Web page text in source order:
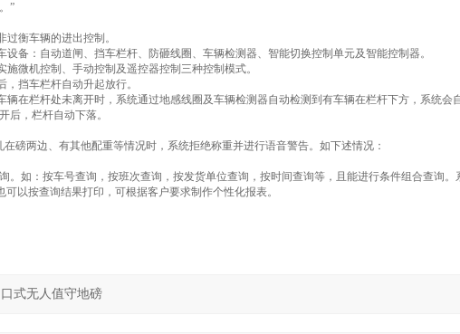
”
过衡车辆的进出控制。
设备：自动道闸、挡车栏杆、防砸线圈、车辆检测器、智能切换控制单元及智能控制器。
施微机控制、手动控制及遥控器控制三种控制模式。
，挡车栏杆自动升起放行。
辆在栏杆处未离开时，系统通过地感线圈及车辆检测器自动检测到有车辆在栏杆下方，系统会
后，栏杆自动下落。
磅两边、有其他配重等情况时，系统拒绝称重并进行语音警告。如下述情况：
。如：按车号查询，按班次查询，按发货单位查询，按时间查询等，且能进行条件组合查询。
以按查询结果打印，可根据客户要求制作个性化报表。